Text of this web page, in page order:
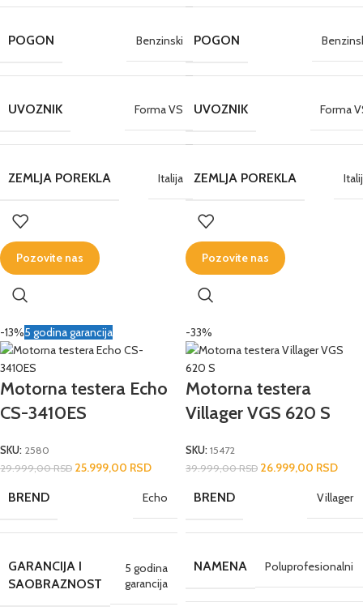
POGON Benzinski
UVOZNIK Forma VS
ZEMLJA POREKLA Italija
Pozovite nas
POGON
UVOZNIK Forma
ZEMLJA POREKLA
Pozovite nas
-13%5 godina garancija
Motorna testera Echo
CS-3410ES
SKU: 2580
29.999,00RSD 25.999,00 RSD
BREND Echo
GARANCIJA I
SAOBRAZNOST
5 godina
garancija
-33%
Motorna testera
Villager VGS 620 S
SKU: 15472
39.999,00RSD 26.999,00 RSD
BREND Villager
NAMENA Poluprofesionalni